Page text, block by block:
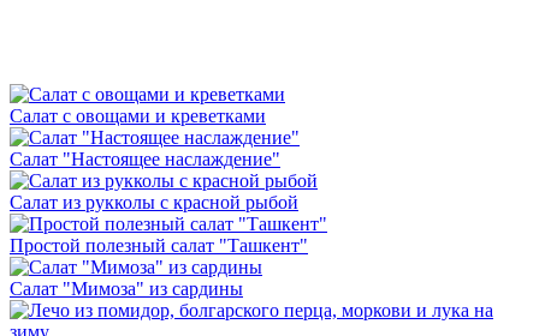
Салат с овощами и креветками
Салат "Настоящее наслаждение"
Салат из рукколы с красной рыбой
Простой полезный салат "Ташкент"
Салат "Мимоза" из сардины